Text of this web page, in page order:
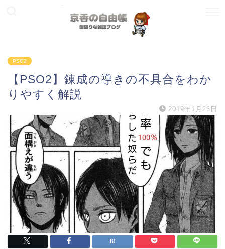
PSO2
【PSO2】錬成の導きの不具合をわか
りやすく解説
2019年1月26日